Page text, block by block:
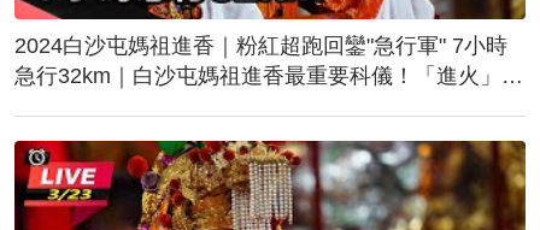
2024白沙屯媽祖進香｜粉紅超跑回鑾"急行軍" 7小時
急行32km｜白沙屯媽祖進香最重要科儀！「進火」儀